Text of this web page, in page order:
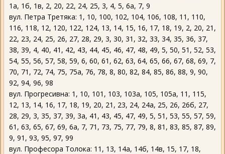
1а, 1б, 1в, 2, 20, 22, 24, 25, 3, 4, 5, 6а, 7, 9
вул. Петра Третяка: 1, 10, 100, 102, 104, 106, 108, 11, 110,
116, 118, 12, 120, 122, 124, 13, 14, 15, 16, 17, 18, 19, 2, 20, 21,
22, 23, 24, 25, 26, 27, 28, 29, 3, 30, 31, 32, 33, 34, 35, 36, 37,
38, 39, 4, 40, 41, 42, 43, 44, 45, 46, 47, 48, 49, 5, 50, 51, 52, 53,
54, 55, 56, 57, 58, 59, 6, 60, 61, 62, 63, 64, 65, 66, 67, 68, 69, 7,
70, 71, 72, 74, 75, 75а, 76, 78, 8, 80, 82, 84, 85, 86, 88, 9, 90,
92, 94, 96, 98
вул. Прогресивна: 1, 10, 101, 103, 103а, 105, 105а, 11, 115,
12, 13, 14, 16, 17, 18, 19, 20, 21, 23, 24, 24а, 25, 26, 26б, 27,
28, 29, 3, 35, 37, 39, 3а, 41, 43, 45, 47, 49, 5, 51, 53, 55, 57, 59,
61, 63, 65, 67, 69, 6а, 7, 71, 73, 75, 77, 79, 8, 81, 83, 85, 87, 89,
9, 91, 93, 95, 97, 99
вул. Професора Толока: 11, 13, 14а, 14б, 14в, 15, 17, 18,